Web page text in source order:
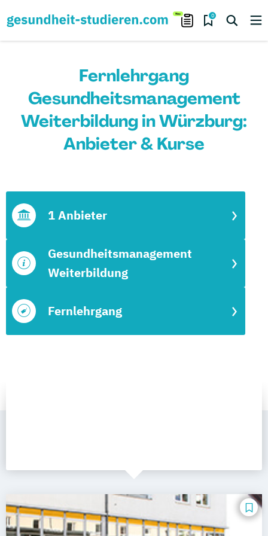
0
Fernlehrgang
Gesundheitsmanagement
Weiterbildung in Würzburg:
Anbieter & Kurse
Fernlehrgang
Gesundheitsmanagement
Weiterbildung
1 Anbieter